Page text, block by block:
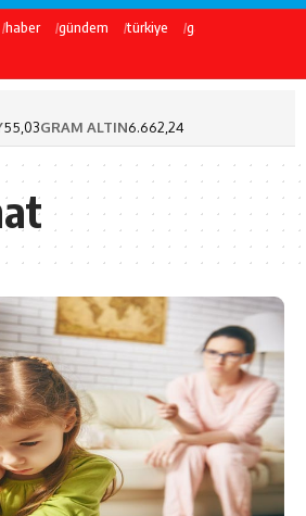
haber gündem türkiye galatasaray
55,03GRAM ALTIN6.662,24